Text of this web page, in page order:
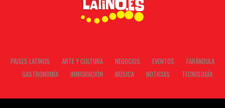
PAISES LATINOS ARTE Y CULTURA NEGOCIOS EVENTOS
FARÁNDULA
GASTRONOMÍA
INMIGRACIÓN MÚSICA NOTICIAS TECNOLOGÍA